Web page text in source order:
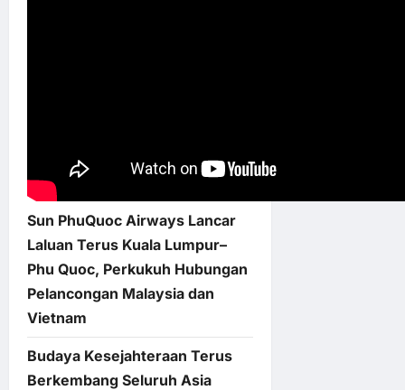
Sun PhuQuoc Airways Lancar
Laluan Terus Kuala Lumpur–
Phu Quoc, Perkukuh Hubungan
Pelancongan Malaysia dan
Vietnam
Budaya Kesejahteraan Terus
Berkembang Seluruh Asia